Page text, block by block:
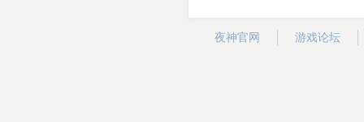
夜神官网 游戏论坛